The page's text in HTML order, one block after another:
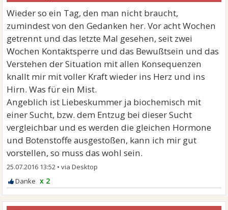
Wieder so ein Tag, den man nicht braucht,
zumindest von den Gedanken her. Vor acht Wochen
getrennt und das letzte Mal gesehen, seit zwei
Wochen Kontaktsperre und das Bewußtsein und das
Verstehen der Situation mit allen Konsequenzen
knallt mir mit voller Kraft wieder ins Herz und ins
Hirn. Was für ein Mist.
Angeblich ist Liebeskummer ja biochemisch mit
einer Sucht, bzw. dem Entzug bei dieser Sucht
vergleichbar und es werden die gleichen Hormone
und Botenstoffe ausgestoßen, kann ich mir gut
vorstellen, so muss das wohl sein.
25.07.2016 13:52 •
x 2